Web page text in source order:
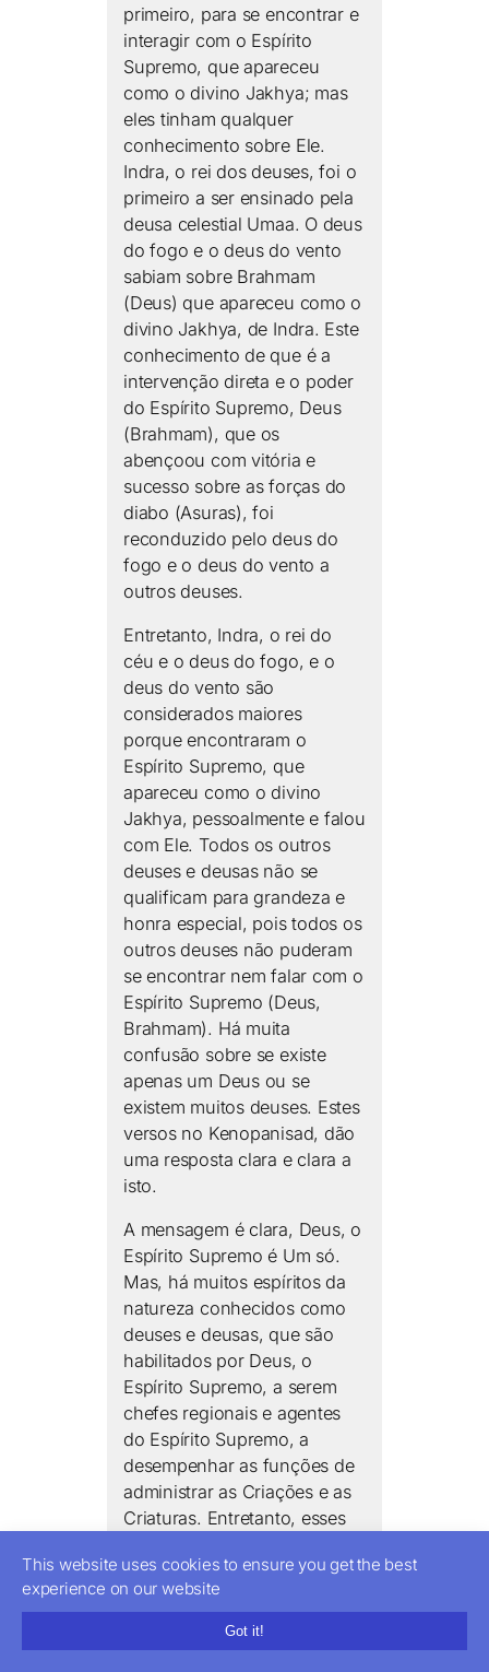
primeiro, para se encontrar e
interagir com o Espírito
Supremo, que apareceu
como o divino Jakhya; mas
eles tinham qualquer
conhecimento sobre Ele.
Indra, o rei dos deuses, foi o
primeiro a ser ensinado pela
deusa celestial Umaa. O deus
do fogo e o deus do vento
sabiam sobre Brahmam
(Deus) que apareceu como o
divino Jakhya, de Indra. Este
conhecimento de que é a
intervenção direta e o poder
do Espírito Supremo, Deus
(Brahmam), que os
abençoou com vitória e
sucesso sobre as forças do
diabo (Asuras), foi
reconduzido pelo deus do
fogo e o deus do vento a
outros deuses.
Entretanto, Indra, o rei do
céu e o deus do fogo, e o
deus do vento são
considerados maiores
porque encontraram o
Espírito Supremo, que
apareceu como o divino
Jakhya, pessoalmente e falou
com Ele. Todos os outros
deuses e deusas não se
qualificam para grandeza e
honra especial, pois todos os
outros deuses não puderam
se encontrar nem falar com o
Espírito Supremo (Deus,
Brahmam). Há muita
confusão sobre se existe
apenas um Deus ou se
existem muitos deuses. Estes
versos no Kenopanisad, dão
uma resposta clara e clara a
isto.
A mensagem é clara, Deus, o
Espírito Supremo é Um só.
Mas, há muitos espíritos da
natureza conhecidos como
deuses e deusas, que são
habilitados por Deus, o
Espírito Supremo, a serem
chefes regionais e agentes
do Espírito Supremo, a
desempenhar as funções de
administrar as Criações e as
Criaturas. Entretanto, esses
conhecidos como deuses e
deusas, não devem se
apropriar do poder, ajuda e
ajuda do Espírito Supremo,
This website uses cookies to ensure you get the best
experience on our website
Got it!